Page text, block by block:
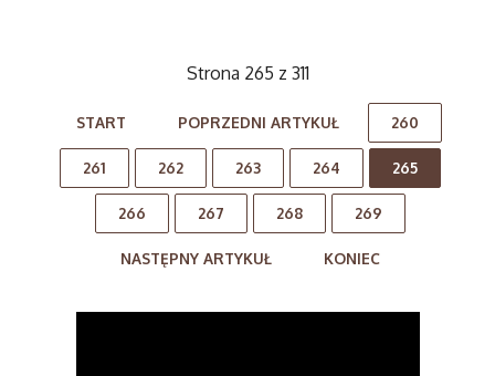
Strona 265 z 311
START POPRZEDNI ARTYKUŁ 260
261 262 263 264 265
266 267 268 269
NASTĘPNY ARTYKUŁ KONIEC